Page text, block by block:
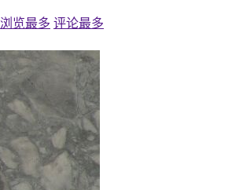
浏览最多 评论最多